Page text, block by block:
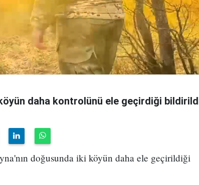
daha kontrolünü ele geçirdiği
doğusunda iki köyün daha ele geçirildiği